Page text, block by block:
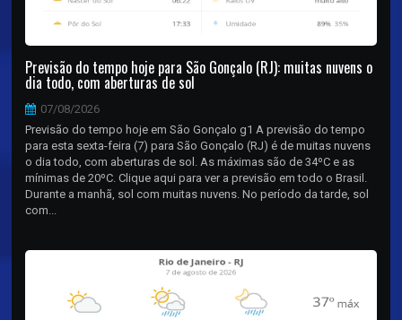
Previsão do tempo hoje para São Gonçalo (RJ): muitas nuvens o
dia todo, com aberturas de sol
07/08/2026
Previsão do tempo hoje em São Gonçalo g1 A previsão do tempo
para esta sexta-feira (7) para São Gonçalo (RJ) é de muitas nuvens
o dia todo, com aberturas de sol. As máximas são de 34ºC e as
mínimas de 20ºC. Clique aqui para ver a previsão em todo o Brasil.
Durante a manhã, sol com muitas nuvens. No período da tarde, sol
com...